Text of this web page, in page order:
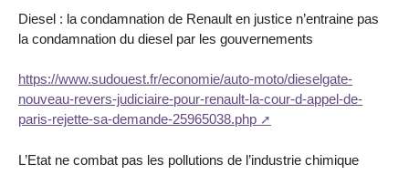
Diesel : la condamnation de Renault en justice n’entraine pas
la condamnation du diesel par les gouvernements
https://www.sudouest.fr/economie/auto-moto/dieselgate-
nouveau-revers-judiciaire-pour-renault-la-cour-d-appel-de-
paris-rejette-sa-demande-25965038.php
L’Etat ne combat pas les pollutions de l’industrie chimique